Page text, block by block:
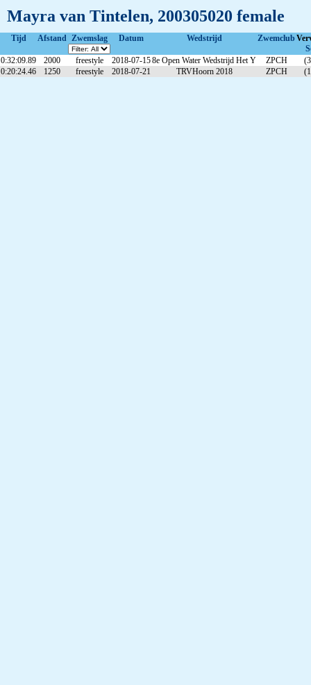
Mayra van Tintelen, 200305020 female
Tijd Afstand Zwemslag Datum Wedstrijd Zwemclub
0:32:09.89
2000 freestyle 2018-07-158e Open Water Wedstrijd Het Y ZPCH
0:20:24.46
1250 freestyle 2018-07-21 TRVHoorn 2018 ZPCH